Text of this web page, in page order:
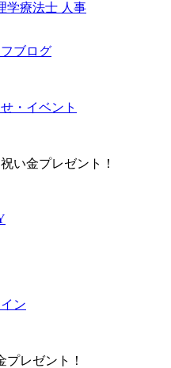
学療法士 人事
ブログ
・イベント
い金プレゼント！
ン
プレゼント！